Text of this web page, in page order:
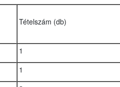
Tételszám (db)
1
1